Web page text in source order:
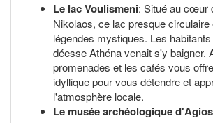
Le lac Voulismeni: Situé au cœur
Nikolaos, ce lac presque circulaire
légendes mystiques. Les
déesse Athéna venait s'y baigner.
promenades et les cafés vous
idyllique pour vous détendre et
l'atmosphère locale.
Le musée archéologique